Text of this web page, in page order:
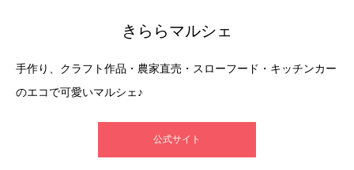
きららマルシェ
手作り、クラフト作品・農家直売・スローフード・キッチンカー
のエコで可愛いマルシェ♪
公式サイト